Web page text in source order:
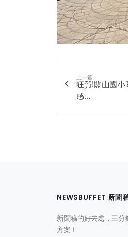
上一篇
狂賀!關山國小
感...
NEWSBUFFET 新聞
新聞稿的好去處，三
方案！